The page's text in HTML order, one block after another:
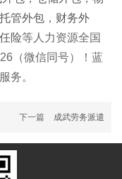
管外包 ， 财务外
险等人力资源全国
（微信同号）！蓝
务。
下一篇 成武劳务派遣